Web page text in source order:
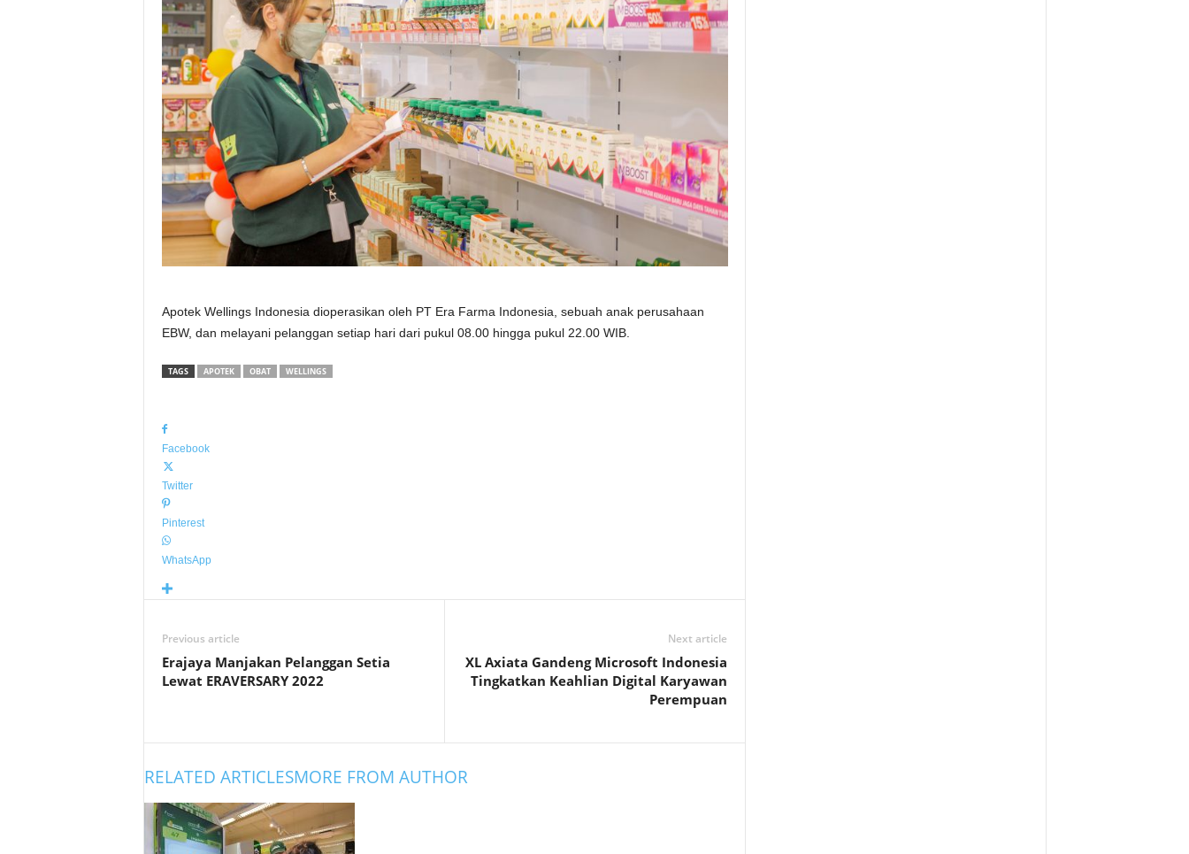
Apotek Wellings Indonesia dioperasikan oleh PT Era Farma Indonesia, sebuah anak perusahaan
EBW, dan melayani pelanggan setiap hari dari pukul 08.00 hingga pukul 22.00 WIB.
TAGS APOTEK OBAT WELLINGS
Facebook
Twitter
Pinterest
WhatsApp
Previous article
Erajaya Manjakan Pelanggan Setia
Lewat ERAVERSARY 2022
Next article
XL Axiata Gandeng Microsoft Indonesia
Tingkatkan Keahlian Digital Karyawan
Perempuan
RELATED ARTICLESMORE FROM AUTHOR